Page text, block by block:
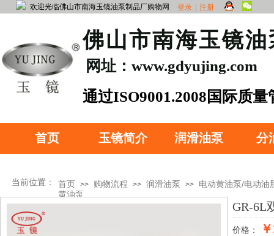
登录 注册
欢迎光临佛山市南海玉镜油泵制品厂购物网
首页 玉镜简介 润滑油泵 分
佛山市南海玉镜
​通过ISO9001.2008国际质
网址：www.gdyujing.com
当前位置： 首页 >> 购物流程 >> 润滑油泵 >>
电动黄油泵/电动油
黄油泵
GR-6L
价格：